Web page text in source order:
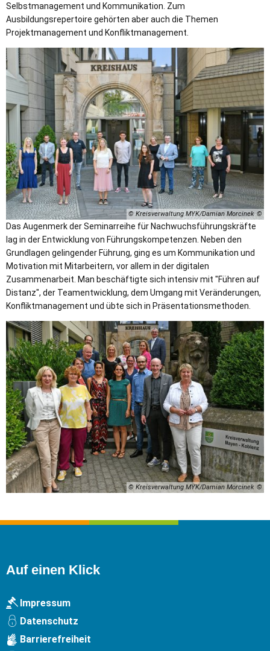
Selbstmanagement und Kommunikation. Zum
Ausbildungsrepertoire gehörten aber auch die Themen
Projektmanagement und Konfliktmanagement.
© Kreisverwaltung MYK/Damian Morcinek
Das Augenmerk der Seminarreihe für Nachwuchsführungskräfte
lag in der Entwicklung von Führungskompetenzen. Neben den
Grundlagen gelingender Führung, ging es um Kommunikation und
Motivation mit Mitarbeitern, vor allem in der digitalen
Zusammenarbeit. Man beschäftigte sich intensiv mit "Führen auf
Distanz", der Teamentwicklung, dem Umgang mit Veränderungen,
Konfliktmanagement und übte sich in Präsentationsmethoden.
© Kreisverwaltung MYK/Damian Morcinek
Auf einen Klick
Impressum
Datenschutz
Barrierefreiheit